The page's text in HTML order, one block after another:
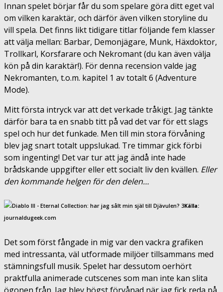
Innan spelet börjar får du som spelare göra ditt eget val
om vilken karaktär, och därför även vilken storyline du
vill spela. Det finns likt tidigare titlar följande fem klasser
att välja mellan: Barbar, Demonjägare, Munk, Häxdoktor,
Trollkarl, Korsfarare och Nekromant (du kan även välja
kön på din karaktär!). För denna recension valde jag
Nekromanten, t.o.m. kapitel 1 av totalt 6 (Adventure
Mode).
Mitt första intryck var att det verkade tråkigt. Jag tänkte
därför bara ta en snabb titt på vad det var för ett slags
spel och hur det funkade. Men till min stora förvåning
blev jag snart totalt uppslukad. Tre timmar gick förbi
som ingenting! Det var tur att jag ändå inte hade
brådskande uppgifter eller ett socialt liv den kvällen. Eller
den kommande helgen för den delen…
Källa:
journaldugeek.com
Det som först fångade in mig var den vackra grafiken
med intressanta, väl utformade miljöer tillsammans med
stämningsfull musik. Spelet har dessutom oerhört
praktfulla animerade cutscenes som man inte kan slita